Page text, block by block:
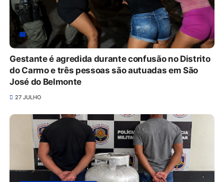
Gestante é agredida durante confusão no Distrito
do Carmo e três pessoas são autuadas em São
José do Belmonte
27 JULHO